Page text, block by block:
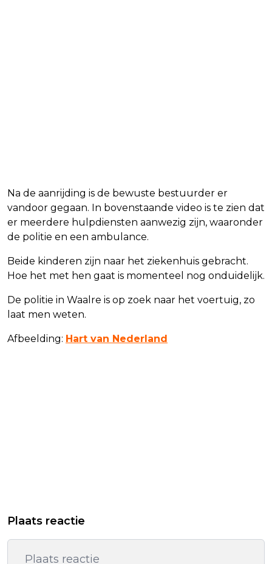
Na de aanrijding is de bewuste bestuurder er
vandoor gegaan. In bovenstaande video is te zien dat
er meerdere hulpdiensten aanwezig zijn, waaronder
de politie en een ambulance.
Beide kinderen zijn naar het ziekenhuis gebracht.
Hoe het met hen gaat is momenteel nog onduidelijk.
De politie in Waalre is op zoek naar het voertuig, zo
laat men weten.
Afbeelding: Hart van Nederland
Plaats reactie